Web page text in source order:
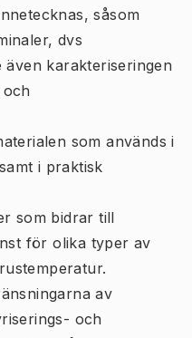
såsom
dvs
karakteriseringen
som används i
i praktisk
som bidrar till
för olika typer av
av
och